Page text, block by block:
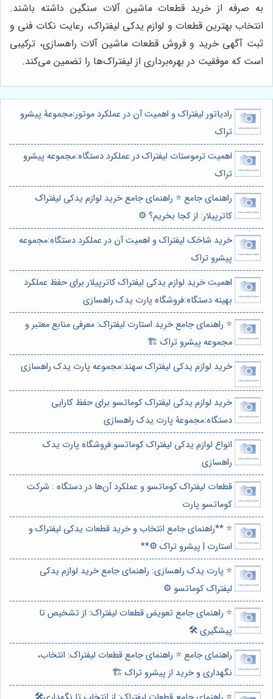
به صرفه از خرید قطعات ماشین آلات سنگین داشته باشند.
انتخاب بهترین قطعات و لوازم یدکی لیفتراک، رعایت نکات فنی و
ثبت آگهی خرید و فروش قطعات ماشین آلات راهسازی، ترکیبی
است که موفقیت در بهره‌برداری از لیفتراک‌ها را تضمین می‌کند.
رادیاتور لیفتراک و اهمیت آن در عملکرد موتور:مجموعۀ پیشرو
تراک
اهمیت ترموستات لیفتراک در عملکرد دستگاه:مجموعه پیشرو
تراک
راهنمای جامع ⭐️ راهنمای جامع خرید لوازم یدکی لیفتراک
کاترپیلار: از کجا بخریم؟ ⚙️
خرید شاخک لیفتراک و اهمیت آن در عملکرد دستگاه:مجموعه
پیشرو تراک
اهمیت خرید لوازم یدکی لیفتراک کاترپیلار برای حفظ عملکرد
بهینه دستگاه:فروشگاه پارت یدک راهسازی
⭐️ راهنمای جامع خرید استارت لیفتراک: معرفی منابع معتبر و
مجموعه پیشرو تراک 🏗️
خرید لوازم یدکی لیفتراک سهند:مجموعه پارت یدک راهسازی
خرید لوازم یدکی لیفتراک کوماتسو برای حفظ کارایی
دستگاه:مجموعۀ پارت یدک راهسازی
انواع لوازم یدکی لیفتراک کوماتسو:فروشگاه پارت یدک
راهسازی
قطعات لیفتراک کوماتسو و عملکرد آن‌ها در دستگاه : شرکت
کوماتسو پارت
⭐️ **راهنمای جامع انتخاب و خرید قطعات یدکی لیفتراک و
استارت | پیشرو تراک ⚙️**
⭐️ پارت یدک راهسازی: راهنمای جامع خرید لوازم یدکی
لیفتراک کوماتسو ⚙️
⭐️ راهنمای جامع تعویض قطعات لیفتراک: از تشخیص تا
پیشگیری 🛠️
راهنمای جامع ⭐️ راهنمای جامع قطعات لیفتراک: انتخاب،
نگهداری و خرید از پیشرو تراک 🏗️